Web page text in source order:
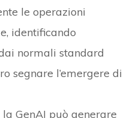
le operazioni
identificando
normali standard
segnare l’emergere di
GenAI può generare